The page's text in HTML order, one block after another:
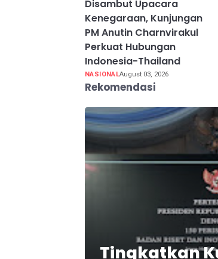
Disambut Upacara
Kenegaraan, Kunjungan
PM Anutin Charnvirakul
Perkuat Hubungan
Indonesia-Thailand
NASIONALAugust 03, 2026
Rekomendasi
Tingkatkan